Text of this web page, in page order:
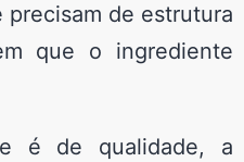
de estrutura
que o ingrediente
é de qualidade, a